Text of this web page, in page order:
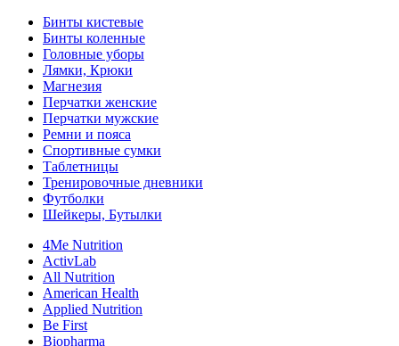
Бинты кистевые
Бинты коленные
Головные уборы
Лямки, Крюки
Магнезия
Перчатки женские
Перчатки мужские
Ремни и пояса
Спортивные сумки
Таблетницы
Тренировочные дневники
Футболки
Шейкеры, Бутылки
4Me Nutrition
ActivLab
All Nutrition
American Health
Applied Nutrition
Be First
Biopharma